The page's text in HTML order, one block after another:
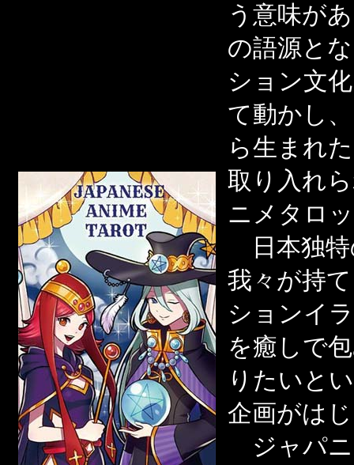
う意味が
の語源と
ション文
て動かし
ら生まれ
取り入れ
ニメタロ
日本独特
我々が持
ションイ
を癒しで
りたいと
企画がは
ジャパニ